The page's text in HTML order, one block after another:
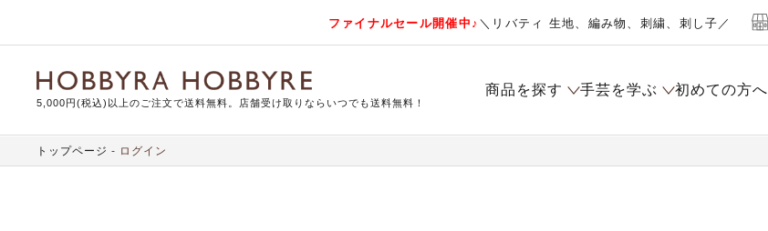
ファイナルセール開催中♪ ＼リバティ 生地、編み物、刺繍、刺し子／
5,000円(税込)以上のご注文で送料無料。店舗受け取りならいつでも送料無料！
商品を探す 手芸を学ぶ 初めての方へ
トップページ ログイン